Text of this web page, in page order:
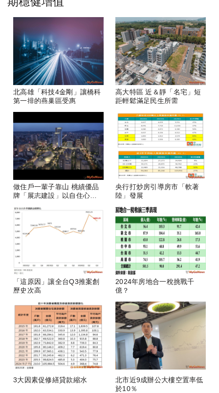
北高雄「科技4金剛」讓橋科
第一排的燕巢區受惠
高大特區 近＆靜「名宅」短
距輕鬆滿足民生所需
做住戶一輩子靠山 桃績優品
牌「展志建設」以自住心蓋
央行打炒房引導房市「軟著
陸」發展
「這原因」讓全台Q3推案創
歷史次高
2024年房地合一稅挑戰千
億？
3大因素促修繕貸款縮水
北市近9成辦公大樓空置率低
於10％